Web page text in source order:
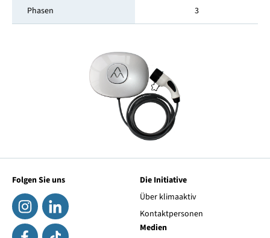
Phasen 3
Folgen Sie uns
Die Initiative
Über klimaaktiv
Kontaktpersonen
Medien